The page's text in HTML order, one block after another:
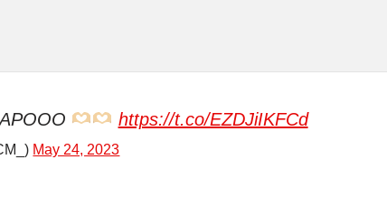
https://t.co/EZDJiIKFCd
May 24, 2023